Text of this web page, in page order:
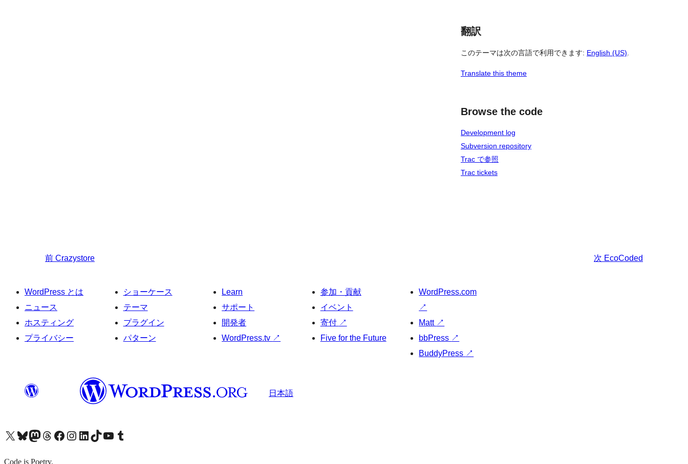
翻訳
このテーマは次の言語で利用できます: English (US)
Translate this theme
Browse the code
Development log
Subversion repository
Trac で参照
Trac tickets
前 Crazystore 次 EcoCoded
WordPress とは
ニュース
ホスティング
プライバシー
ショーケース
テーマ
プラグイン
パターン
Learn
サポート
開発者
WordPress.tv ↗
参加・貢献
イベント
寄付 ↗
Five for the Future
WordPress.com
↗
Matt ↗
bbPress ↗
BuddyPress ↗
日本語
X (旧 Twitter) アカウントへBluesky アカウントへMastodon アカウントへThreads アカウントへ Facebook ページへInstagram アカウントへ LinkedIn アカウントへTikTok アカウントへYouTube チャンネルへ Tumblr アカウントへ
Code is Poetry.